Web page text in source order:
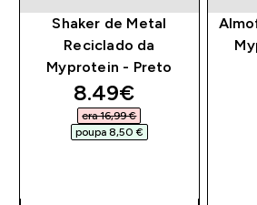
Shaker de Metal
Reciclado da
Myprotein - Preto
discounted price
8.49€‎
era 16,99 €‎
poupa 8,50 €‎